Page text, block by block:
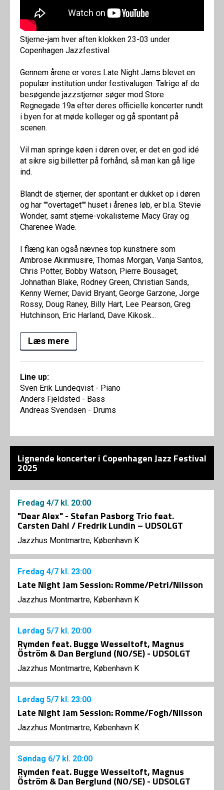
Stjerne-jam hver aften klokken 23-03 under
Copenhagen Jazzfestival
Gennem årene er vores Late Night Jams blevet en
populær institution under festivalugen. Talrige af de
besøgende jazzstjerner søger mod Store
Regnegade 19a efter deres officielle koncerter rundt
i byen for at møde kolleger og gå spontant på
scenen.
Vil man springe køen i døren over, er det en god idé
at sikre sig billetter på forhånd, så man kan gå lige
ind.
Blandt de stjerner, der spontant er dukket op i døren
og har ""overtaget"" huset i årenes løb, er bl.a. Stevie
Wonder, samt stjerne-vokalisterne Macy Gray og
Charenee Wade.
I flæng kan også nævnes top kunstnere som
Ambrose Akinmusire, Thomas Morgan, Vanja Santos,
Chris Potter, Bobby Watson, Pierre Bousaget,
Johnathan Blake, Rodney Green, Christian Sands,
Kenny Werner, David Bryant, George Garzone, Jorge
Rossy, Doug Raney, Billy Hart, Lee Pearson, Greg
Hutchinson, Eric Harland, Dave Kikosk...
Læs mere
Line up:
Sven Erik Lundeqvist - Piano
Anders Fjeldsted - Bass
Andreas Svendsen - Drums
Lignende koncerter i Copenhagen Jazz Festival
2025
Fredag 4/7 kl. 20:00
"Dear Alex" - Stefan Pasborg Trio feat.
Carsten Dahl / Fredrik Lundin – UDSOLGT
Jazzhus Montmartre, København K
Fredag 4/7 kl. 23:00
Late Night Jam Session: Romme/Petri/Nilsson
Jazzhus Montmartre, København K
Lørdag 5/7 kl. 20:00
Rymden feat. Bugge Wesseltoft, Magnus
Öström & Dan Berglund (NO/SE) - UDSOLGT
Jazzhus Montmartre, København K
Lørdag 5/7 kl. 23:00
Late Night Jam Session: Romme/Fogh/Nilsson
Jazzhus Montmartre, København K
Søndag 6/7 kl. 20:00
Rymden feat. Bugge Wesseltoft, Magnus
Öström & Dan Berglund (NO/SE) - UDSOLGT